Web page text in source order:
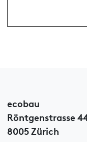
ecobau
Röntgenstrasse
8005 Zürich